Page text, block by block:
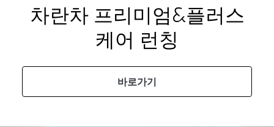
차란차 프리미엄&플러스
케어 런칭
바로가기